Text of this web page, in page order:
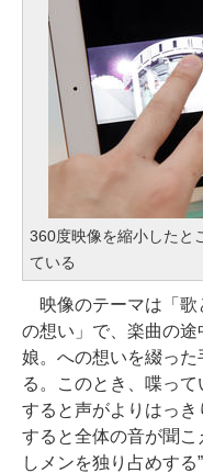
360度映像を縮小したと
ている
映像のテーマは「歌
の想い」で、楽曲の
娘。への想いを綴っ
る。このとき、喋っ
すると声がよりはっ
すると全体の音が聞こ
しメンを独り占めする